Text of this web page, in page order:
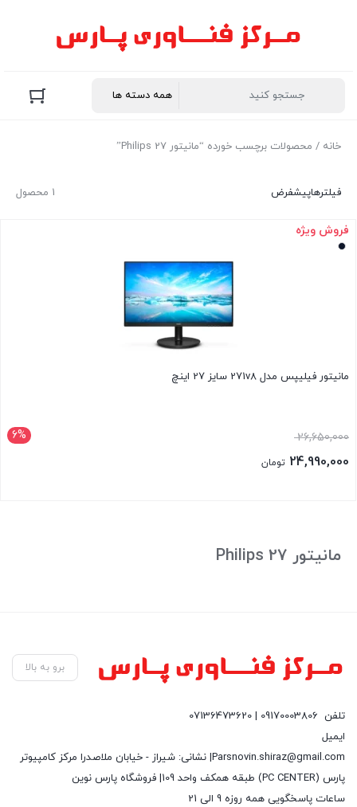
خانه / محصولات برچسب خورده “مانیتور 27 Philips”
1 محصول فیلترهاپیشفرض
فروش ویژه
مانیتور فیلیپس مدل 271v8 سایز 27 اینچ
6% 26,650,000
24,990,000 تومان
مانیتور 27 Philips
برو به بالا
تلفن 09170003806 | 07136473620
ایمیل
Parsnovin.shiraz@gmail.com| نشانی: شیراز - خیابان ملاصدرا مرکز کامپیوتر
پارس (PC CENTER) طبقه همکف واحد 109| فروشگاه پارس نوین
ساعات پاسخگویی همه روزه 9 الی 21